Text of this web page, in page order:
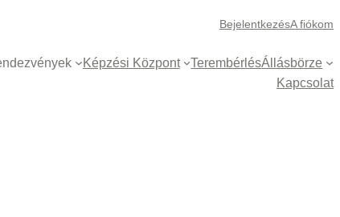
BejelentkezésA fiókom
Képzési Központ TerembérlésÁllásbörze
Kapcsolat